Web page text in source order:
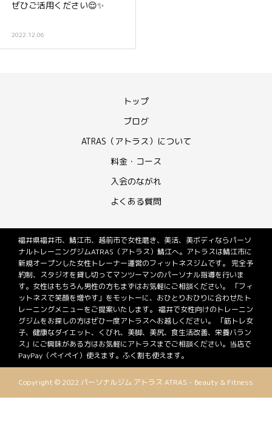
ぜひご活用ください😌✨
2022.12.06
トップ
ブログ
ATRAS（アトラス）について
料金・コース
入会のながれ
よくある質問
福井県福井市、鯖江市、越前市で女性磨き、美活、美ボディならパーソ
ナルトレーニングジムATRAS（アトラス）鯖江へ。アトラスは鯖江市に
新規オープンした女性トレーナー運営のフィットネスジムです。 完全予
約制、スタジオを貸し切ってマンツーマンのパーソナル指導を行いま
す。女性はもちろん男性の方もまずはお気軽にご相談ください。 「フィ
ットネスで笑顔を増やす」をモットーに、おひとりおひりに合わせたト
レーニングメニューをご提案いたします。 福井で女性向けのトレーニン
グジムをお探しの方はぜひ一度アトラスへお越しください。 「筋トレ女
子、健康なダイエット、くびれ、美脚、美尻、食生活改善、栄養バラン
ス」にご興味がある方はお気軽にアトラスまでご相談ください。当店で
PayPay（ペイペイ）使えます。ふく割も使えます。
Copyright © 2022 パーソナルジム アトラス ATRAS - Beauty & Fitness